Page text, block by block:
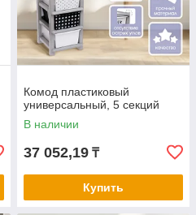
Комод пластиковый
универсальный, 5 секций
В наличии
37 052,19 ₸
Купить